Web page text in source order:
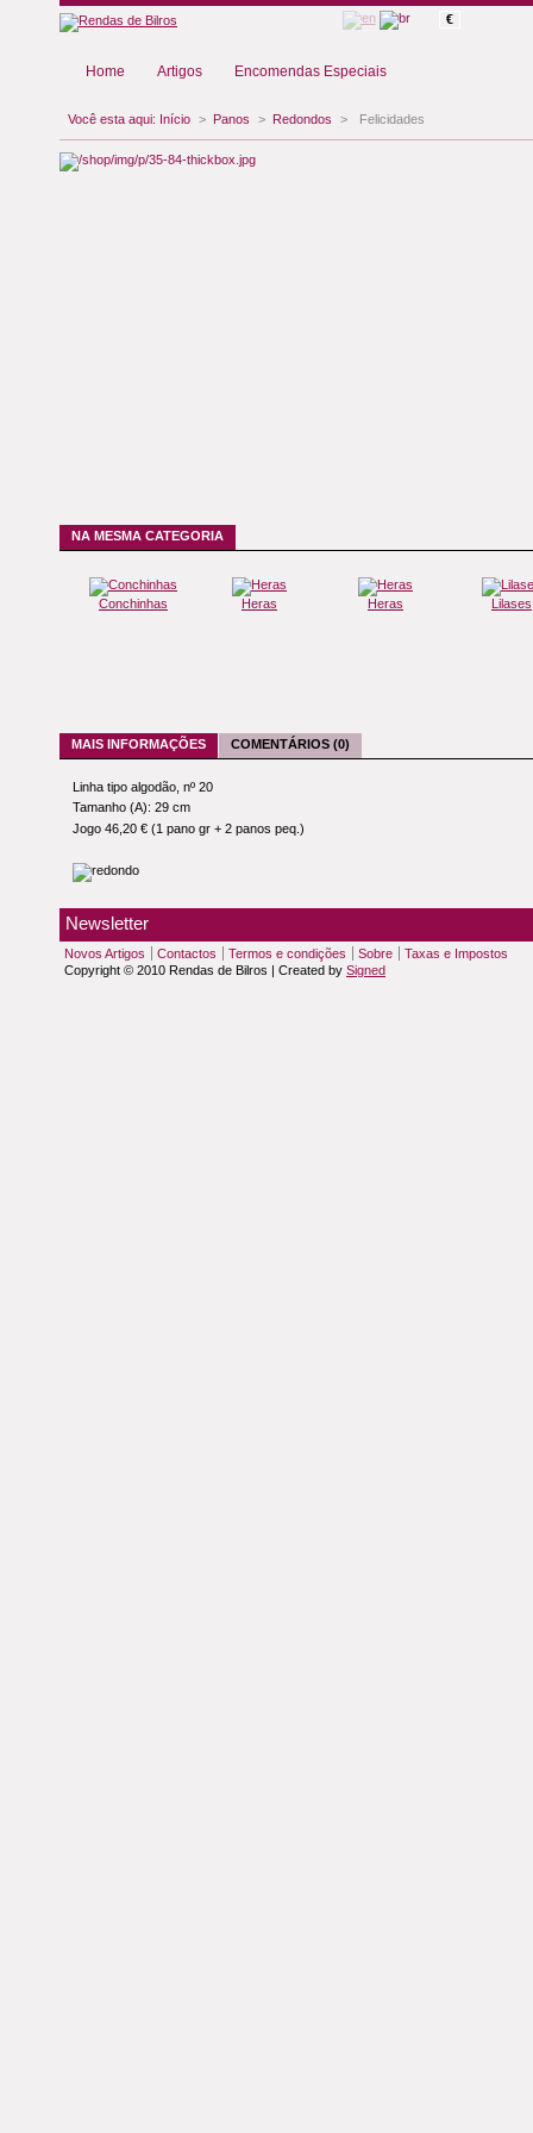
€
Home Artigos Encomendas Especiais
Você esta aqui: Início > Panos > Redondos > Felicidades
NA MESMA CATEGORIA
Conchinhas Heras Heras Lilases
MAIS INFORMAÇÕES COMENTÁRIOS (0)
Linha tipo algodão, nº 20
Tamanho (A): 29 cm
Jogo 46,20 € (1 pano gr + 2 panos peq.)
Newsletter
Novos Artigos Contactos Termos e condições Sobre
Taxas e Impostos
Copyright © 2010 Rendas de Bilros | Created by Signed